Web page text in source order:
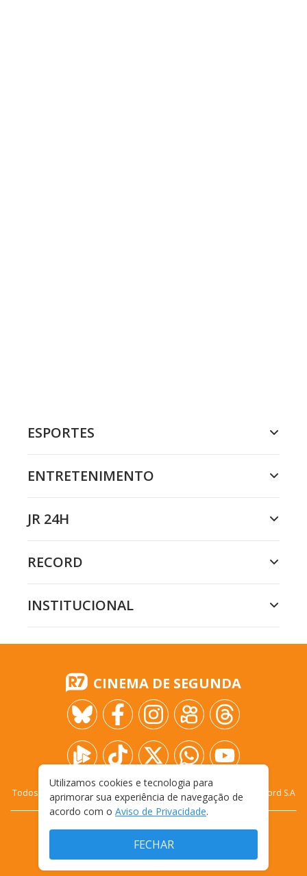
ESPORTES
ENTRETENIMENTO
JR 24H
RECORD
INSTITUCIONAL
CINEMA DE SEGUNDA
Todos os direitos reservados - 2009-2026- Rádio e Televisão Record S.A
CARREIRA FALE CONOSCO
PRIVACIDADE
TERMOS E CONDIÇÕES DE USO
Utilizamos cookies e tecnologia para
aprimorar sua experiência de navegação de
acordo com o Aviso de Privacidade.
FECHAR